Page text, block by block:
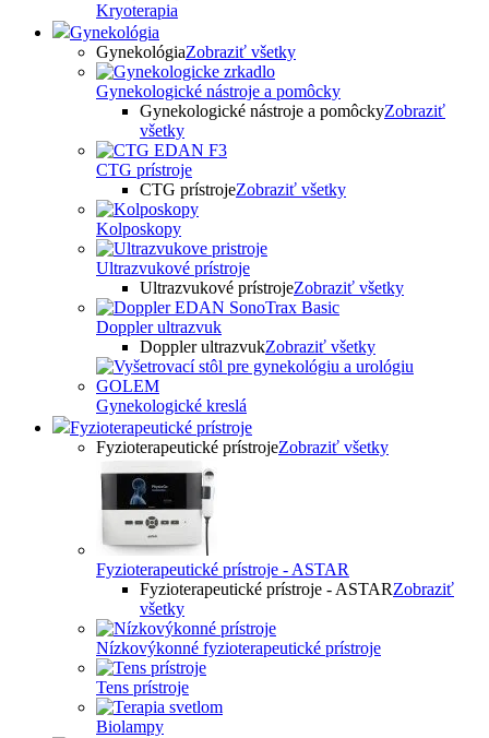
Kryoterapia
Gynekológia
GynekológiaZobraziť všetky
Gynekologické nástroje a pomôcky
Gynekologické nástroje a pomôckyZobraziť
všetky
CTG prístroje
CTG prístrojeZobraziť všetky
Kolposkopy
Ultrazvukové prístroje
Ultrazvukové prístrojeZobraziť všetky
Doppler ultrazvuk
Doppler ultrazvukZobraziť všetky
Gynekologické kreslá
Fyzioterapeutické prístroje
Fyzioterapeutické prístrojeZobraziť všetky
Fyzioterapeutické prístroje - ASTAR
Fyzioterapeutické prístroje - ASTARZobraziť
všetky
Nízkovýkonné fyzioterapeutické prístroje
Tens prístroje
Biolampy